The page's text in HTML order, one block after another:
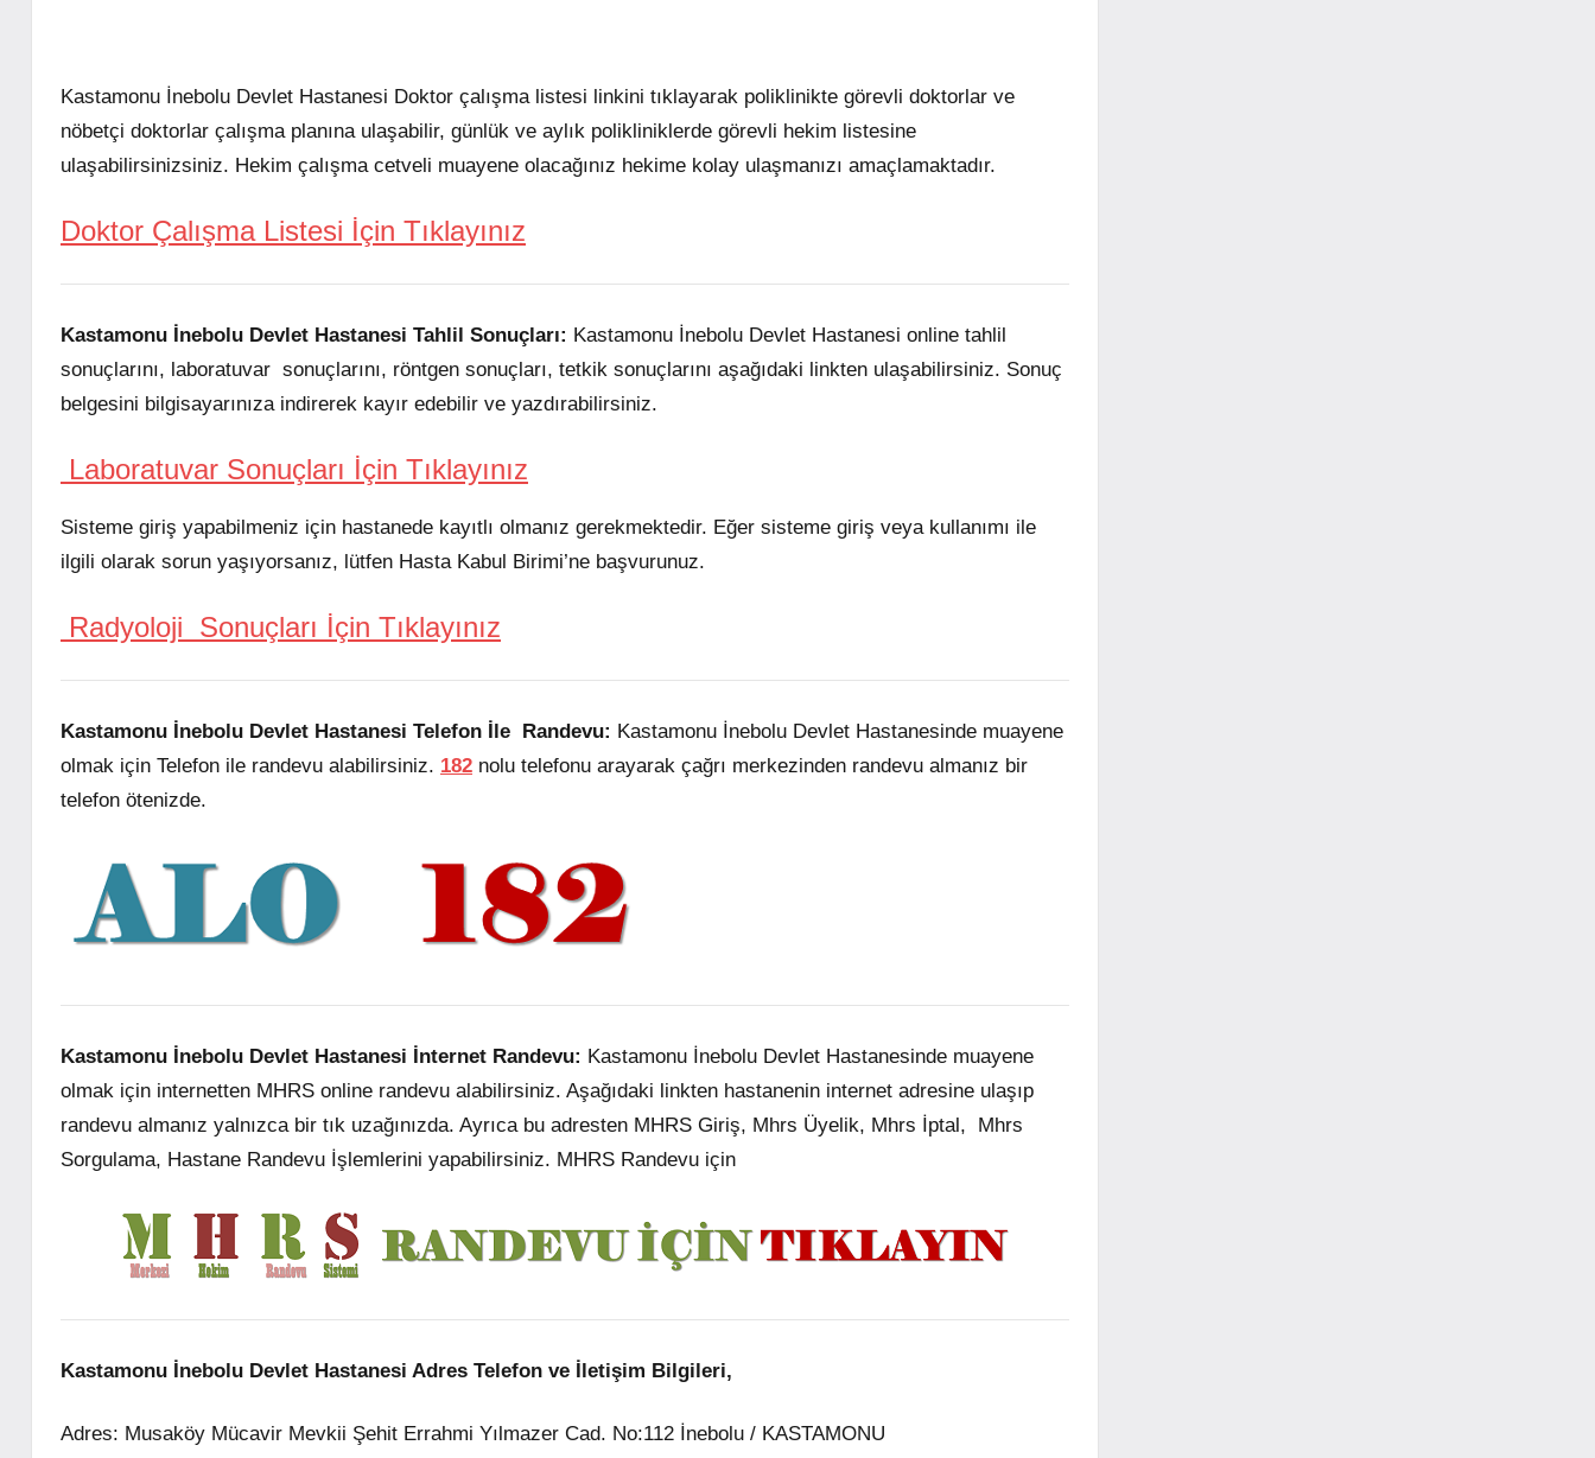
Kastamonu İnebolu Devlet Hastanesi Doktor çalışma listesi linkini tıklayarak poliklinikte görevli doktorlar ve
nöbetçi doktorlar çalışma planına ulaşabilir, günlük ve aylık polikliniklerde görevli hekim listesine
ulaşabilirsinizsiniz. Hekim çalışma cetveli muayene olacağınız hekime kolay ulaşmanızı amaçlamaktadır.
Doktor Çalışma Listesi İçin Tıklayınız
Kastamonu İnebolu Devlet Hastanesi Tahlil Sonuçları: Kastamonu İnebolu Devlet Hastanesi online tahlil
sonuçlarını, laboratuvar sonuçlarını, röntgen sonuçları, tetkik sonuçlarını aşağıdaki linkten ulaşabilirsiniz. Sonuç
belgesini bilgisayarınıza indirerek kayır edebilir ve yazdırabilirsiniz.
Laboratuvar Sonuçları İçin Tıklayınız
Sisteme giriş yapabilmeniz için hastanede kayıtlı olmanız gerekmektedir. Eğer sisteme giriş veya kullanımı ile
ilgili olarak sorun yaşıyorsanız, lütfen Hasta Kabul Birimi’ne başvurunuz.
Radyoloji Sonuçları İçin Tıklayınız
Kastamonu İnebolu Devlet Hastanesi Telefon İle Randevu: Kastamonu İnebolu Devlet Hastanesinde muayene
olmak için Telefon ile randevu alabilirsiniz. 182 nolu telefonu arayarak çağrı merkezinden randevu almanız bir
telefon ötenizde.
Kastamonu İnebolu Devlet Hastanesi İnternet Randevu: Kastamonu İnebolu Devlet Hastanesinde muayene
olmak için internetten MHRS online randevu alabilirsiniz. Aşağıdaki linkten hastanenin internet adresine ulaşıp
randevu almanız yalnızca bir tık uzağınızda. Ayrıca bu adresten MHRS Giriş, Mhrs Üyelik, Mhrs İptal, Mhrs
Sorgulama, Hastane Randevu İşlemlerini yapabilirsiniz. MHRS Randevu için
Kastamonu İnebolu Devlet Hastanesi Adres Telefon ve İletişim Bilgileri,
Adres: Musaköy Mücavir Mevkii Şehit Errahmi Yılmazer Cad. No:112 İnebolu / KASTAMONU